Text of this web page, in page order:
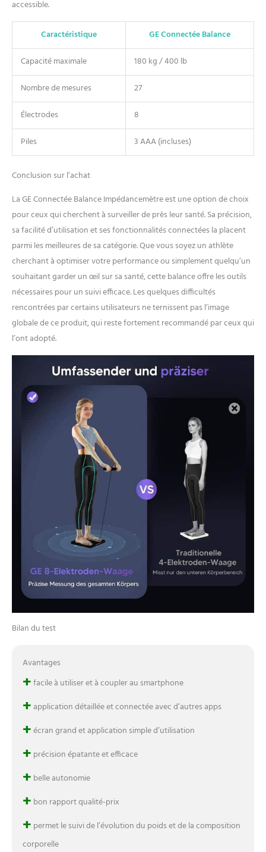
accessible.
Caractéristique
GE Connectée Balance
Capacité maximale
180 kg / 400 lb
Nombre de mesures
27
Électrodes
8
Piles
3 AAA (incluses)
Conclusion sur l’achat
La GE Connectée Balance Impédancemètre est une option de choix
pour ceux qui cherchent à surveiller de près leur santé. Sa précision,
sa facilité d’utilisation et ses fonctionnalités connectées la placent
parmi les meilleures de sa catégorie. Que vous soyez un athlète
cherchant à optimiser votre performance ou simplement quelqu’un
souhaitant garder un œil sur sa santé, cette balance offre les outils
nécessaires pour un suivi efficace. Les quelques difficultés
rencontrées par certains utilisateurs ne ternissent pas l’image
globale de ce produit, qui reste fortement recommandé par ceux qui
l’ont adopté.
Bilan du test
Avantages
+facile à utiliser et à coupler au smartphone
+application détaillée et connectée avec d’autres apps
+écran grand et application simple d’utilisation
+ précision épatante et efficace
+ belle autonomie
+ bon rapport qualité-prix
+ permet le suivi de l’évolution du poids et de la composition
corporelle